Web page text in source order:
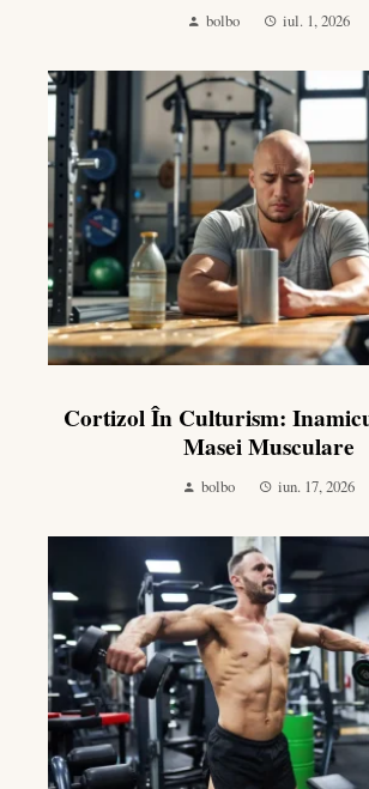
bolbo iul. 1, 2026
Cortizol În Culturism:
Masei Musculare
bolbo iun. 17, 2026